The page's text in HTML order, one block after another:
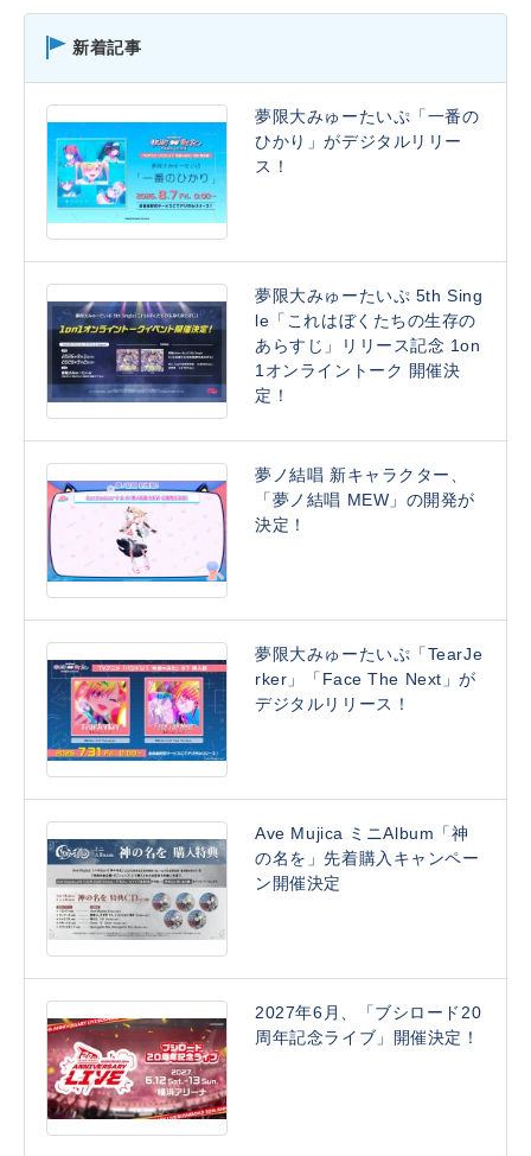
新着記事
夢限大みゅーたいぷ「一番の
ひかり」がデジタルリリー
ス！
夢限大みゅーたいぷ 5th Sing
le「これはぼくたちの生存の
あらすじ」リリース記念 1on
1オンライントーク 開催決
定！
夢ノ結唱 新キャラクター、
「夢ノ結唱 MEW」の開発が
決定！
夢限大みゅーたいぷ「TearJe
rker」「Face The Next」が
デジタルリリース！
Ave Mujica ミニAlbum「神
の名を」先着購入キャンペー
ン開催決定
2027年6月、「ブシロード20
周年記念ライブ」開催決定！